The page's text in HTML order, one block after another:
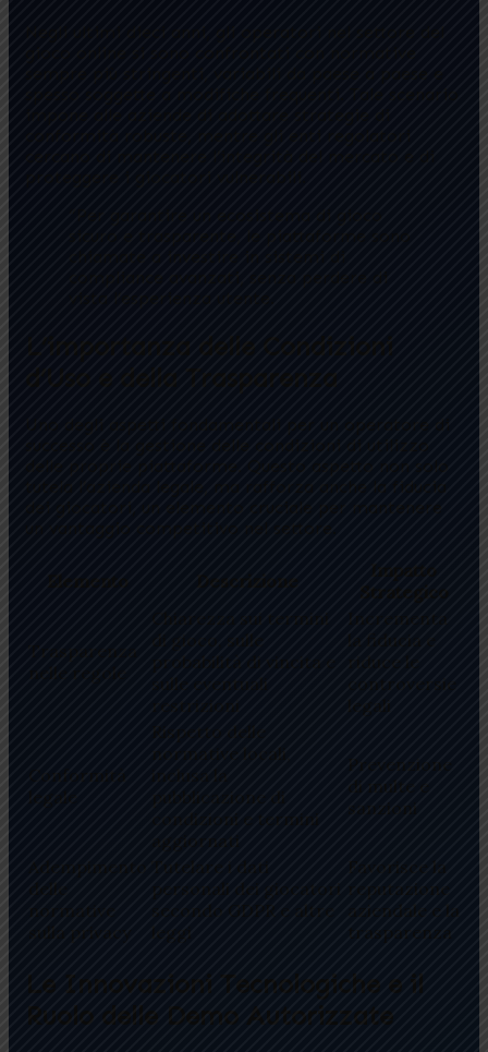
Uno degli aspetti fondamentali per un operatore di
successo è la gestione delle condizioni di utilizzo
delle proprie piattaforme. Questo aspetto non solo
tutela l’azienda legale, ma rafforza anche la fiducia
dei giocatori, un elemento cruciale per mantenere
un vantaggio competitivo nel settore.
Descrizione
Impatto
Strategico
Chiarezza sui termini
di gioco, sulle
probabilità di vincita e
sulle eventuali
restrizioni
Incrementa
la fiducia e
riduce le
controversie
legali
Conformità
legale
Rispetto delle
normative locali,
inclusa la
pubblicazione di
condizioni e termini
aggiornati
Prevenzione
di multe e
sanzioni
Adempimento
delle
normative
sulla privacy
Tutelare i dati
personali dei giocatori
secondo GDPR e altre
leggi
Favorisce la
reputazione
aziendale e la
trasparenza
Le Innovazioni Tecnologiche e il
Ruolo delle Demo Autorizzate